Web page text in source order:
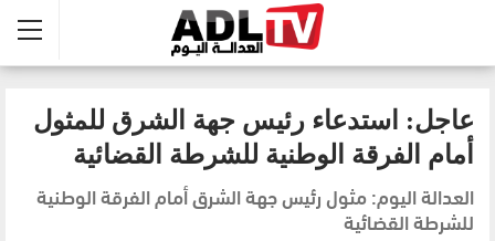
عاجل: استدعاء رئيس جهة الشرق للمثول
أمام الفرقة الوطنية للشرطة القضائية
العدالة اليوم: مثول رئيس جهة الشرق أمام الفرقة الوطنية
للشرطة القضائية